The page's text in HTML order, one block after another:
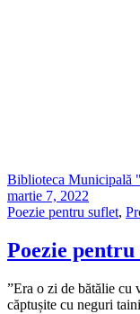
Biblioteca Municipală
martie 7, 2022
Poezie pentru suflet,
Poezie
”Era o zi de bătălie cu
căptușite cu neguri